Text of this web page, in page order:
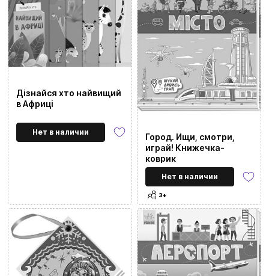
Дізнайся хто найвищий
в Африці
Нет в наличии
Город. Ищи, смотри,
играй! Книжечка-
коврик
Нет в наличии
3+